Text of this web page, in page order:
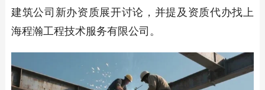
建筑公司新办资质展开讨论，并提及资质代办找上
海程瀚工程技术服务有限公司。